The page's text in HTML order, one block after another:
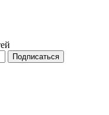
Подписаться